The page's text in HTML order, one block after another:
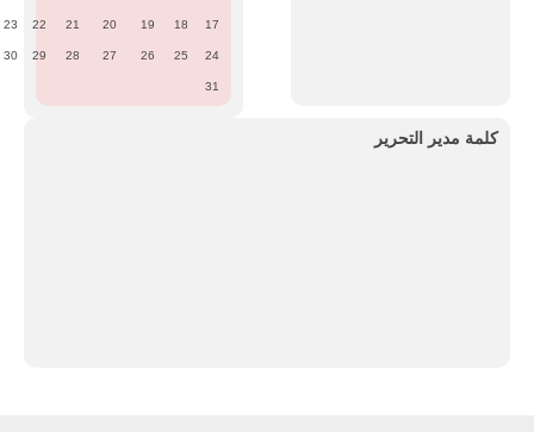
17
18
19
20
21
22
23
24
25
26
27
28
29
30
31
كلمة مدير التحرير